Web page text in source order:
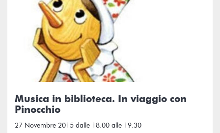
Musica in biblioteca. In viaggio con
Pinocchio
27 Novembre 2015 dalle 18.00 alle 19.30